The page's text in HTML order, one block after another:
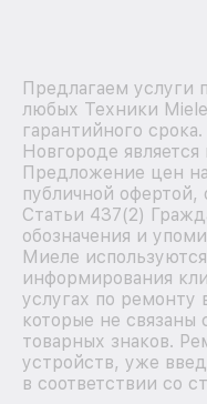
Предлагаем услуги
любых Техники
гарантийного
Новгороде
Предложение цен
публичной
Статьи 437(2)
обозначения и
Миеле
информирования
услугах по
которые не связаны
товарных знаков.
устройств, уже
в соответствии со